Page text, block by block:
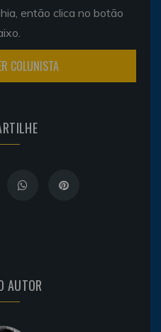
então clica no botão
COLUNISTA
AUTOR